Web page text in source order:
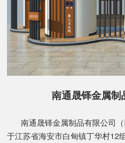
南通晟铎金属制
南通晟铎金属制品有限公司
于江苏省海安市白甸镇丁华村12